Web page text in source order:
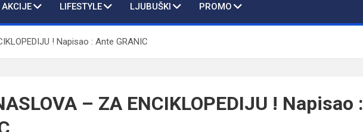
LIFESTYLE LJUBUŠKI PROMO
! Napisao : Ante GRANIC
– ZA ENCIKLOPEDIJU ! Napisao :